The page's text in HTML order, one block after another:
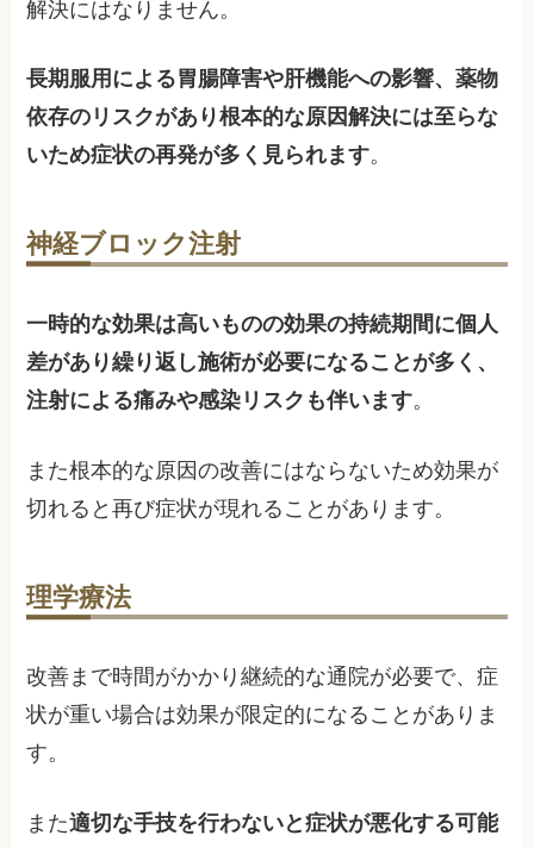
解決にはなりません。
長期服用による胃腸障害や肝機能への影響、薬物
依存のリスクがあり根本的な原因解決には至らな
いため症状の再発が多く見られます。
神経ブロック注射
一時的な効果は高いものの効果の持続期間に個人
差があり繰り返し施術が必要になることが多く、
注射による痛みや感染リスクも伴います。
また根本的な原因の改善にはならないため効果が
切れると再び症状が現れることがあります。
理学療法
改善まで時間がかかり継続的な通院が必要で、症
状が重い場合は効果が限定的になることがありま
す。
また適切な手技を行わないと症状が悪化する可能